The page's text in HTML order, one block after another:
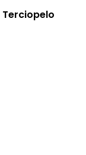
Terciopelo